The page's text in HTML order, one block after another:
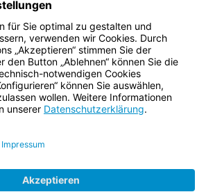
in voller Höhe Berücksichtigung finden
jedenfalls in Höhe des Mindestelterngeldes
geboten ist.